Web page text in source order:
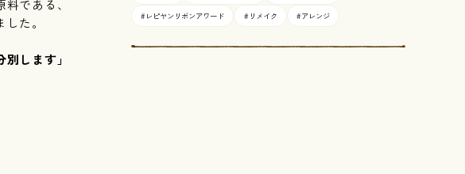
である、
た。
します」
#レピヤンリボンアワード
#リメイク #アレンジ